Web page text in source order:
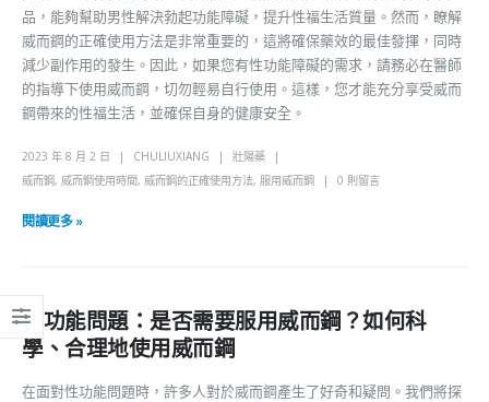
品，能夠幫助男性解決勃起功能障礙，提升性福生活質量。然而，瞭解
威而鋼的正確使用方法是非常重要的，這將確保藥效的最佳發揮，同時
減少副作用的發生。因此，如果您有性功能障礙的需求，請務必在醫師
的指導下使用威而鋼，切勿輕易自行使用。這樣，您才能充分享受威而
鋼帶來的性福生活，並確保自身的健康安全。
2023 年 8 月 2 日 CHULIUXIANG
壯陽藥
威而鋼, 威而鋼使用時間, 威而鋼的正確使用方法, 服用威而鋼 0 則留言
閱讀更多 »
性功能問題：是否需要服用威而鋼？如何科
學、合理地使用威而鋼
在面對性功能問題時，許多人對於威而鋼產生了好奇和疑問。我們將探